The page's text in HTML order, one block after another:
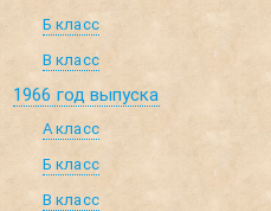
Б класс
В класс
1966 год выпуска
А класс
Б класс
В класс